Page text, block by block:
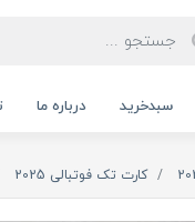
سبدخرید درباره ما
کارت تک فوتبالی 2025